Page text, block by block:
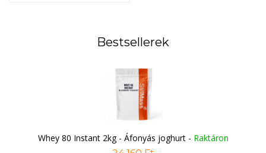
Bestsellerek
Whey 80 Instant 2kg - Áfonyás joghurt- Raktáron